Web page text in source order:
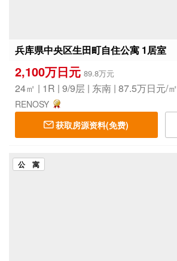
兵库県中央区生田町自住公寓 1居室
2,100万日元 89.8万元
24㎡ | 1R | 9/9层 | 东南 | 87.5万日元/㎡
RENOSY
获取房源资料(免费)
公 寓